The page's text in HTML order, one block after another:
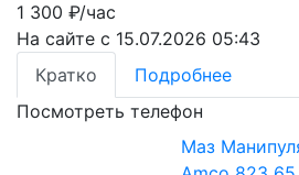
1 300 ₽/час
На сайте с 15.07.2026 05:43
Кратко
Подробнее
Посмотреть телефон
Маз